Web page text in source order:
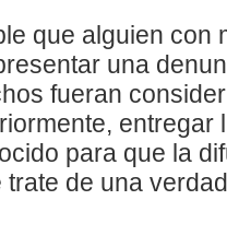
que alguien con
una
fueran
entregar
para que la
de una